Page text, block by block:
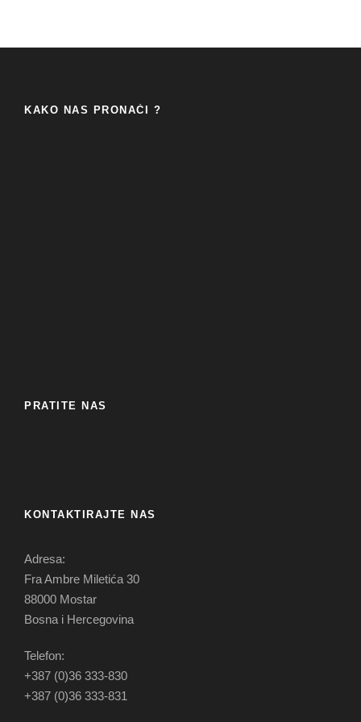
KAKO NAS PRONAĆI ?
PRATITE NAS
KONTAKTIRAJTE NAS
Adresa:
Fra Ambre Miletića 30
88000 Mostar
Bosna i Hercegovina
Telefon:
+387 (0)36 333-830
+387 (0)36 333-831